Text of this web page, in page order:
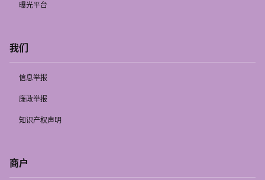
曝光平台
我们
信息举报
廉政举报
知识产权声明
商户